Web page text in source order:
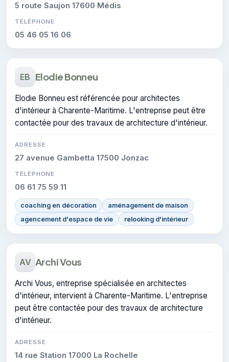
5 route Saujon 17600 Médis
TÉLÉPHONE
05 46 05 16 06
EB Elodie Bonneu
Elodie Bonneu est référencée pour architectes
d'intérieur à Charente-Maritime. L'entreprise peut être
contactée pour des travaux de architecture d'intérieur.
ADRESSE
27 avenue Gambetta 17500 Jonzac
TÉLÉPHONE
06 61 75 59 11
coaching en décoration
aménagement de maison
agencement d'espace de vie
relooking d'intérieur
AV Archi Vous
Archi Vous, entreprise spécialisée en architectes
d'intérieur, intervient à Charente-Maritime. L'entreprise
peut être contactée pour des travaux de architecture
d'intérieur.
ADRESSE
14 rue Station 17000 La Rochelle